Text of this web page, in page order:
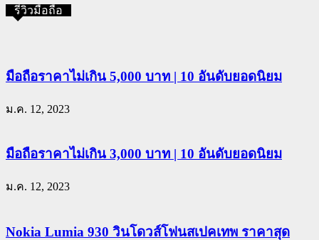
รีวิวมือถือ
มือถือราคาไม่เกิน 5,000 บาท | 10 อันดับยอดนิยม
ม.ค. 12, 2023
มือถือราคาไม่เกิน 3,000 บาท | 10 อันดับยอดนิยม
ม.ค. 12, 2023
Nokia Lumia 930 วินโดวส์โฟนสเปคเทพ ราคาสุด